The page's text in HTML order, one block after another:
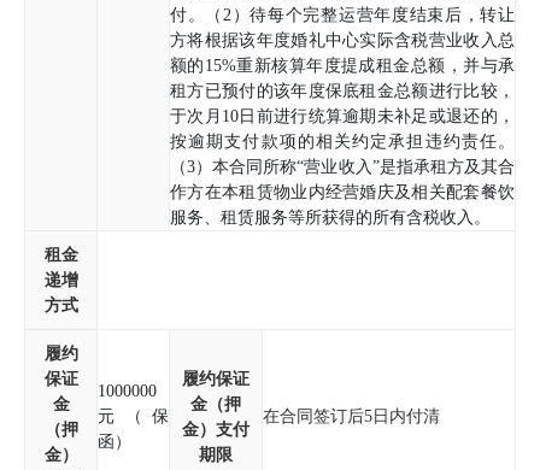
付。（2）待每个完整运营年度结束后，转让
方将根据该年度婚礼中心实际含税营业收入总
额的15%重新核算年度提成租金总额，并与承
租方已预付的该年度保底租金总额进行比较，
于次月10日前进行统算逾期未补足或退还的，
按逾期支付款项的相关约定承担违约责任。
（3）本合同所称“营业收入”是指承租方及其合
作方在本租赁物业内经营婚庆及相关配套餐饮
服务、租赁服务等所获得的所有含税收入。
租金
递增
方式
履约
保证
金
（押
金）
1000000
元（保
函）
履约保证
金（押
金）支付
期限
在合同签订后5日内付清